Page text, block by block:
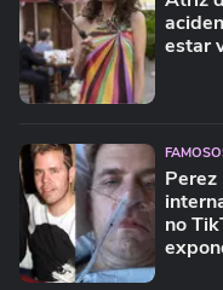
estar
Perez
no